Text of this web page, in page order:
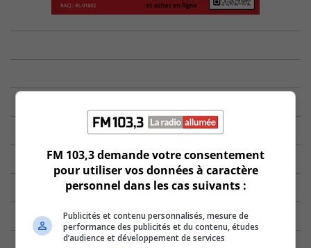
FM 103,3 demande votre consentement
pour utiliser vos données à caractère
personnel dans les cas suivants :
Publicités et contenu personnalisés, mesure de
performance des publicités et du contenu, études
d’audience et développement de services